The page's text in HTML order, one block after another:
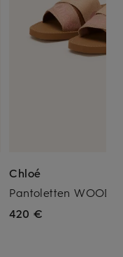
Chloé
Pantoletten WOODY
420 €